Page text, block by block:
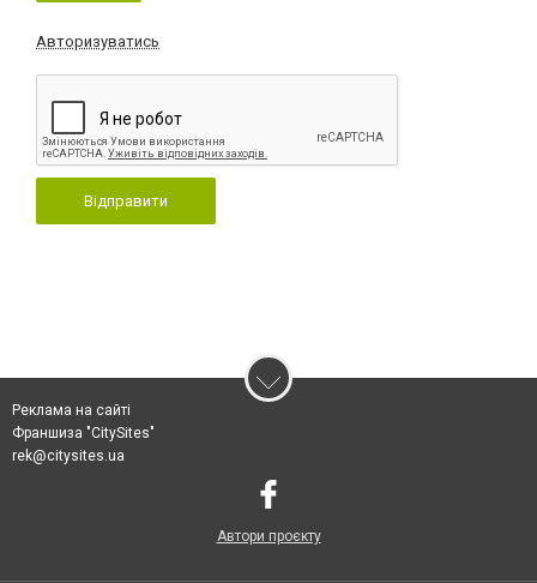
Авторизуватись
Відправити
Реклама на сайті
Франшиза "CitySites"
rek@citysites.ua
Автори проєкту